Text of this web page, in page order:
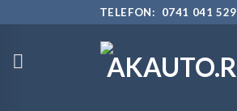
to
TELEFON: 0741 041 529